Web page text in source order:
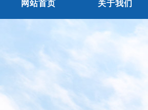
网站首页 关于我们